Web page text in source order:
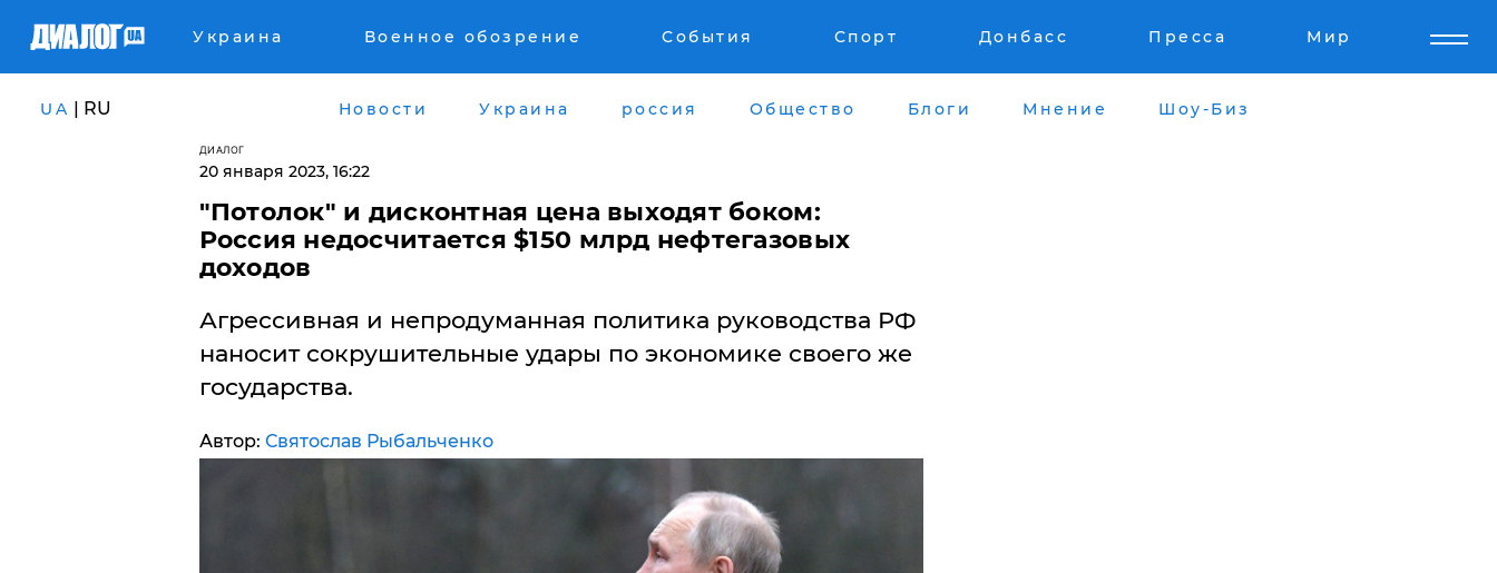
Украина Военное обозрение События Спорт Донбасс Пресса Мир
UA | RU Новости Украина россия Общество Блоги Мнение Шоу-Биз
ДИАЛОГ
20 января 2023, 16:22
"Потолок" и дисконтная цена выходят боком:
Россия недосчитается $150 млрд нефтегазовых
доходов
Агрессивная и непродуманная политика руководства РФ
наносит сокрушительные удары по экономике своего же
государства.
Автор: Святослав Рыбальченко